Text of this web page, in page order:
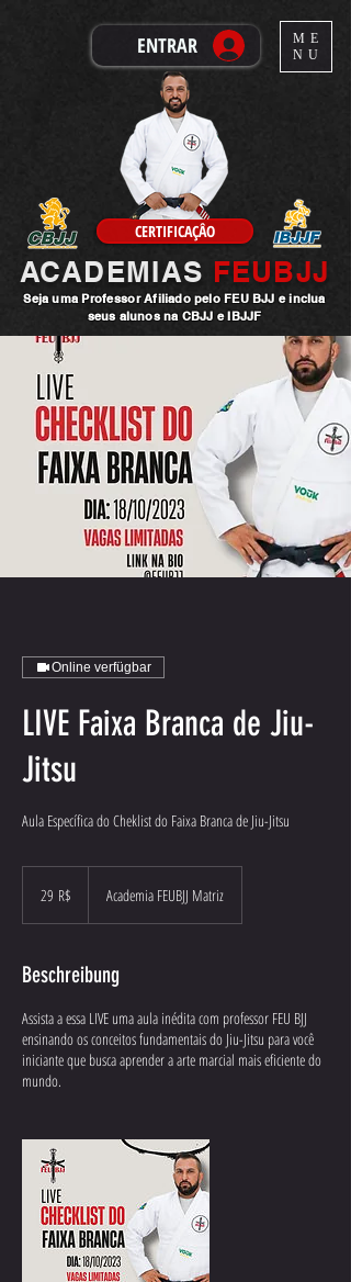
ENTRAR
CERTIFICAÇÂO
ACADEMIAS FEUBJJ
Seja uma ProfessorAfiliado pelo FEU BJJ e inclua
seus alunos na CBJJ e IBJJF
ME
NU
Online verfügbar
LIVE Faixa Branca de Jiu-
Jitsu
Aula Específica do Cheklist do Faixa Branca de Jiu-Jitsu
Real29 R$ Academia FEUBJJ Matriz
Beschreibung
Assista a essa LIVE uma aula inédita com professor FEU BJJ
ensinando os conceitos fundamentais do Jiu-Jitsu para você
iniciante que busca aprender a arte marcial mais eficiente do
mundo.